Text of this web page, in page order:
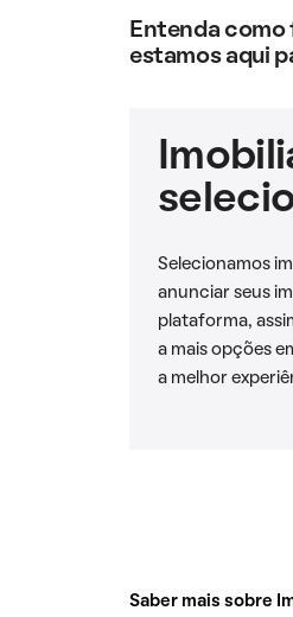
Entenda
estamos aqui
Selecionamos
anunciar seus
plataforma,
a mais opções
a melhor
Saber mais sobre